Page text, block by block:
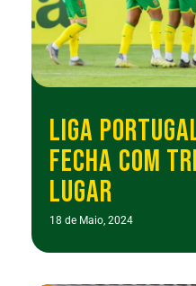
LIGA
FECHA COM
LUGAR
18 de Maio, 2024